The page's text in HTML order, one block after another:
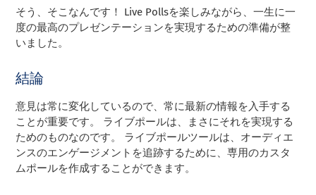
そう、そこなんです！ Live Pollsを楽しみながら、一生に一
度の最高のプレゼンテーションを実現するための準備が整
いました。
結論
意見は常に変化しているので、常に最新の情報を入手する
ことが重要です。 ライブポールは、まさにそれを実現する
ためのものなのです。 ライブポールツールは、オーディエ
ンスのエンゲージメントを追跡するために、専用のカスタ
ムポールを作成することができます。